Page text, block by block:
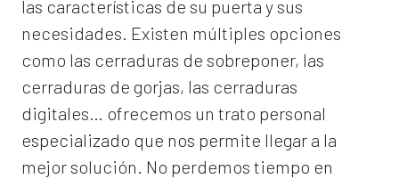
las características de su puerta y sus
necesidades. Existen múltiples opciones
como las cerraduras de sobreponer, las
cerraduras de gorjas, las cerraduras
digitales… ofrecemos un trato personal
especializado que nos permite llegar a la
mejor solución. No perdemos tiempo en